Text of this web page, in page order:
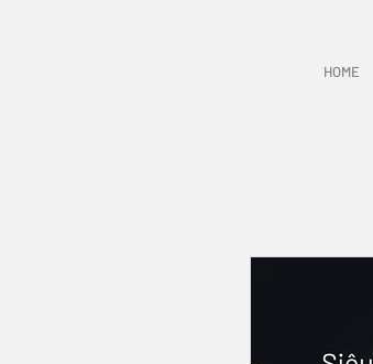
HOME